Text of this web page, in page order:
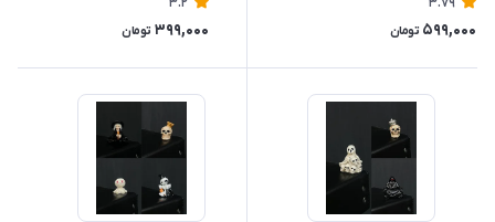
599,000 تومان 399,000 تومان